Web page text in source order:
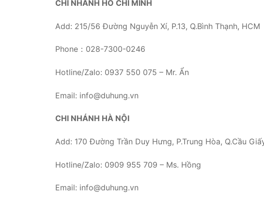
CHI NHÁNH HỒ CHÍ MINH
Add: 215/56 Đường Nguyễn Xí, P.13, Q.Bình Thạnh, HCM
Phone：028-7300-0246
Hotline/Zalo: 0937 550 075 – Mr. Ẩn
Email: info@duhung.vn
CHI NHÁNH HÀ NỘI
Add: 170 Đường Trần Duy Hưng, P.Trung Hòa, Q.Cầu
Hotline/Zalo: 0909 955 709 – Ms. Hồng
Email: info@duhung.vn